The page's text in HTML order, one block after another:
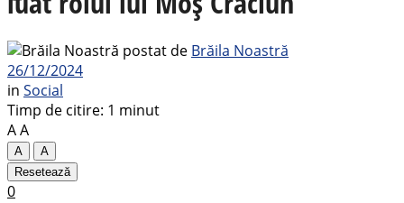
postat de Brăila Noastră
26/12/2024
in Social
Timp de citire: 1 minut
AA
A
A
Resetează
0